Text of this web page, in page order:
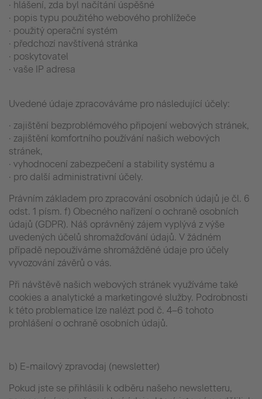
· hlášení, zda byl načítání úspěšné
· popis typu použitého webového prohlížeče
· použitý operační systém
· předchozí navštívená stránka
· poskytovatel
· vaše IP adresa
Uvedené údaje zpracováváme pro následující účely:
· zajištění bezproblémového připojení webových stránek,
· zajištění komfortního používání našich webových
stránek,
· vyhodnocení zabezpečení a stability systému a
· pro další administrativní účely.
Právním základem pro zpracování osobních údajů je čl. 6
odst. 1 písm. f) Obecného nařízení o ochraně osobních
údajů (GDPR). Náš oprávněný zájem vyplývá z výše
uvedených účelů shromažďování údajů. V žádném
případě nepoužíváme shromážděné údaje pro účely
vyvozování závěrů o vás.
Při návštěvě našich webových stránek využíváme také
cookies a analytické a marketingové služby. Podrobnosti
k této problematice lze nalézt pod č. 4–6 tohoto
prohlášení o ochraně osobních údajů.
b) E-mailový zpravodaj (newsletter)
Pokud jste se přihlásili k odběru našeho newsletteru,